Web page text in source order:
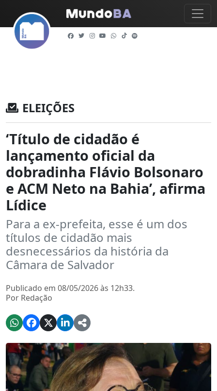
ELEIÇÕES
‘Título de cidadão é
lançamento oficial da
dobradinha Flávio Bolsonaro
e ACM Neto na Bahia’, afirma
Lídice
Para a ex-prefeita, esse é um dos
títulos de cidadão mais
desnecessários da história da
Câmara de Salvador
Publicado em 08/05/2026 às 12h33.
Por Redação